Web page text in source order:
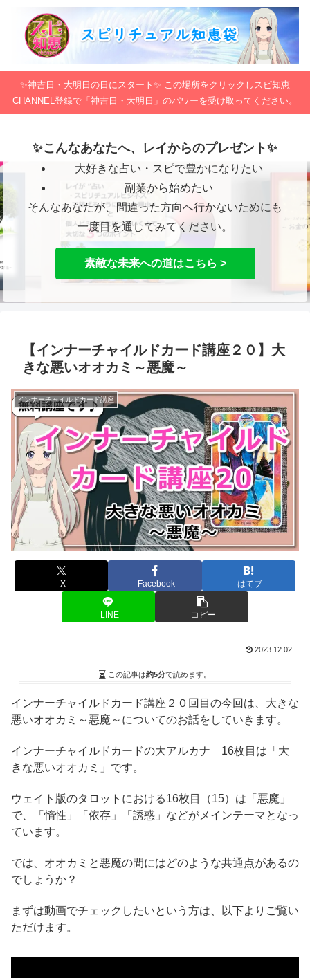
✨神吉日・大明日の日にスタート✨ この場所をクリックしスピ知恵
CHANNEL登録で「神吉日・大明日」のパワーを受け取ってください。
✨こんなあなたへ、レイからのプレゼント✨
大好きな占い・スピで豊かになりたい
副業から始めたい
そんなあなたが、間違った方向へ行かないためにも
一度目を通してみてください。
素敵な未来への道はこちら >
【インナーチャイルドカード講座２０】大
きな悪いオオカミ～悪魔～
インナーチャイルドカード講座
X Facebook はてブ
LINE コピー
2023.12.02
この記事は約5分で読めます。
インナーチャイルドカード講座２０回目の今回は、大きな
悪いオオカミ～悪魔～についてのお話をしていきます。
インナーチャイルドカードの大アルカナ 16枚目は「大
きな悪いオオカミ」です。
ウェイト版のタロットにおける16枚目（15）は「悪魔」
で、「惰性」「依存」「誘惑」などがメインテーマとなっ
ています。
では、オオカミと悪魔の間にはどのような共通点があるの
でしょうか？
まずは動画でチェックしたいという方は、以下よりご覧い
ただけます。